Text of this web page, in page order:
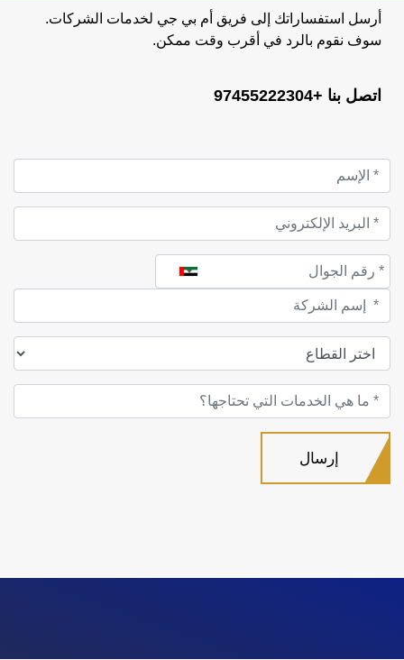
أرسل استفساراتك إلى فريق أم بي جي لخدمات الشركات.
سوف نقوم بالرد في أقرب وقت ممكن.
اتصل بنا +97455222304